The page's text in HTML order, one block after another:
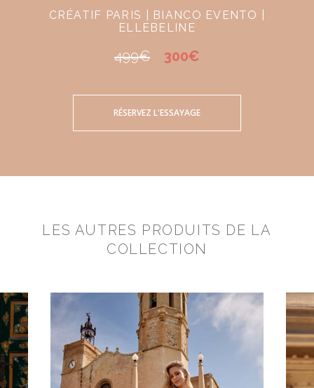
CRÉATIF PARIS | BIANCO EVENTO |
ELLEBELINE
499€ 300€
RÉSERVEZ L'ESSAYAGE
LES AUTRES PRODUITS DE LA
COLLECTION